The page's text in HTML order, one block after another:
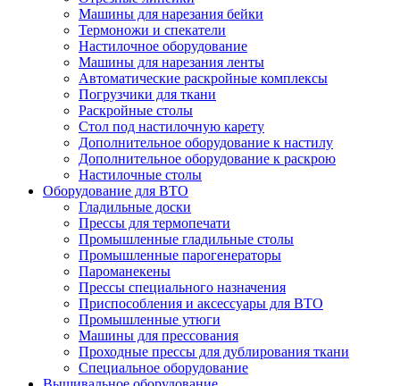
Машины для нарезания бейки
Термоножи и спекатели
Настилочное оборудование
Машины для нарезания ленты
Автоматические раскройные комплексы
Погрузчики для ткани
Раскройные столы
Стол под настилочную карету
Дополнительное оборудование к настилу
Дополнительное оборудование к раскрою
Настилочные столы
Оборудование для ВТО
Гладильные доски
Прессы для термопечати
Промышленные гладильные столы
Промышленные парогенераторы
Пароманекены
Прессы специального назначения
Приспособления и аксессуары для ВТО
Промышленные утюги
Машины для прессования
Проходные прессы для дублирования ткани
Специальное оборудование